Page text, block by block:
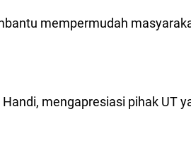
mempermudah
mengapresiasi pihak UT